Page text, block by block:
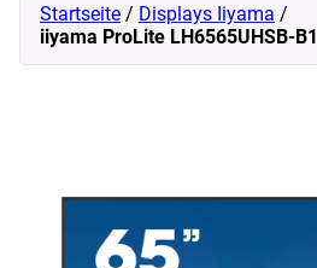
Startseite / Displays Iiyama /
iiyama ProLite LH6565UHSB-B1